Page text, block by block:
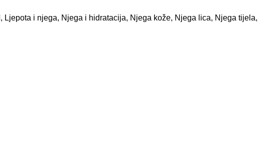
, Ljepota i njega, Njega i hidratacija, Njega kože, Njega lica, Njega tijela,